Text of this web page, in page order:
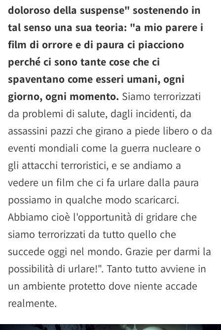
doloroso della suspense" sostenendo in
tal senso una sua teoria: "a mio parere i
film di orrore e di paura ci piacciono
perché ci sono tante cose che ci
spaventano come esseri umani, ogni
giorno, ogni momento. Siamo terrorizzati
da problemi di salute, dagli incidenti, da
assassini pazzi che girano a piede libero o da
eventi mondiali come la guerra nucleare o
gli attacchi terroristici, e se andiamo a
vedere un film che ci fa urlare dalla paura
possiamo in qualche modo scaricarci.
Abbiamo cioè l'opportunità di gridare che
siamo terrorizzati da tutto quello che
succede oggi nel mondo. Grazie per darmi la
possibilità di urlare!". Tanto tutto avviene in
un ambiente protetto dove niente accade
realmente.